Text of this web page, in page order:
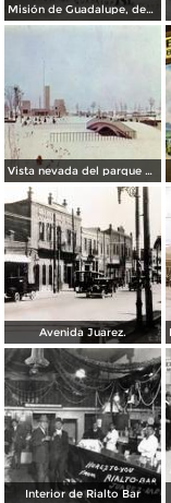
Misión de Guadalupe, depúes de la toma de Ciudad Juárez, durante la Revolución Mexicana
Vista nevada del parque El Chamizal
Avenida Juarez.
Interior de Rialto Bar